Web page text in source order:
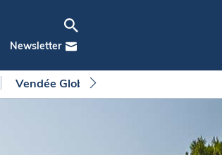
Newsletter
Vendée Globe